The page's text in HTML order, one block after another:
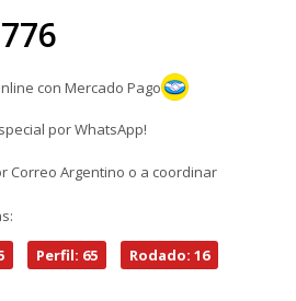
precio
con Mercado Pago
por WhatsApp!
Correo Argentino o a coordinar
Perfil: 65 Rodado: 16